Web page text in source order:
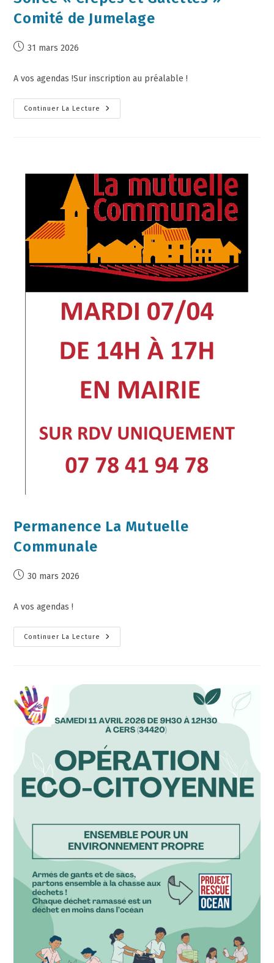
Comité de Jumelage
31 mars 2026
A vos agendas !Sur inscription au préalable !
Continuer La Lecture
Permanence La Mutuelle
Communale
30 mars 2026
A vos agendas !
Continuer La Lecture